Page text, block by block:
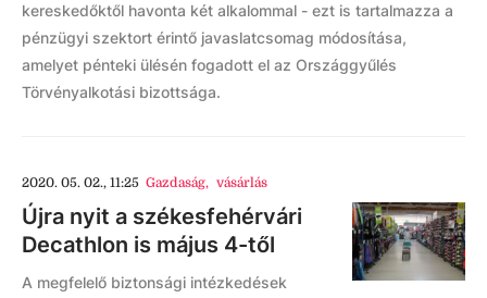
kereskedőktől havonta két alkalommal - ezt is tartalmazza a
pénzügyi szektort érintő javaslatcsomag módosítása,
amelyet pénteki ülésén fogadott el az Országgyűlés
Törvényalkotási bizottsága.
2020. 05. 02., 11:25 Gazdaság, vásárlás
Újra nyit a székesfehérvári
Decathlon is május 4-től
A megfelelő biztonsági intézkedések